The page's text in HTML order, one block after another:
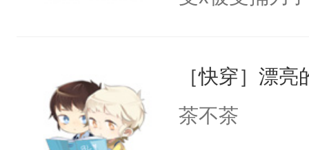
宴：柳折枝你
们竟然欺负
宴：要不你
来……“蛇蛇，
病，一个个
上了还是无动
［快穿］漂
茶不茶